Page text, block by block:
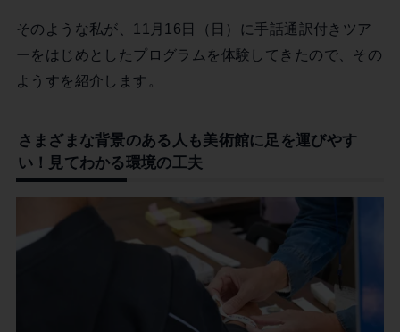
そのような私が、11月16日（日）に手話通訳付きツア
ーをはじめとしたプログラムを体験してきたので、その
ようすを紹介します。
さまざまな背景のある人も美術館に足を運びやす
い！見てわかる環境の工夫